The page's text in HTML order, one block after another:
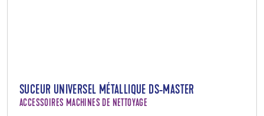
SUCEUR UNIVERSEL MÉTALLIQUE DS-MASTER
ACCESSOIRES MACHINES DE NETTOYAGE